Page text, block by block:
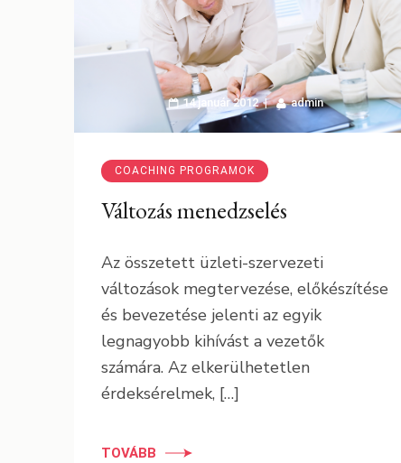
14 január 2012 admin
COACHING PROGRAMOK
Változás menedzselés
Az összetett üzleti-szervezeti
változások megtervezése, előkészítése
és bevezetése jelenti az egyik
legnagyobb kihívást a vezetők
számára. Az elkerülhetetlen
érdeksérelmek, […]
TOVÁBB